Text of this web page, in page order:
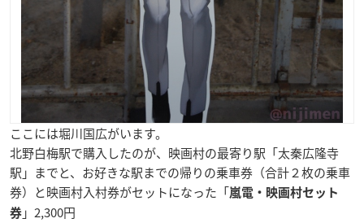
ここには堀川国広がいます。
北野白梅駅で購入したのが、映画村の最寄り駅「太秦広隆寺
駅」までと、お好きな駅までの帰りの乗車券（合計２枚の乗車
券）と映画村入村券がセットになった「嵐電・映画村セット
券 」2,300円